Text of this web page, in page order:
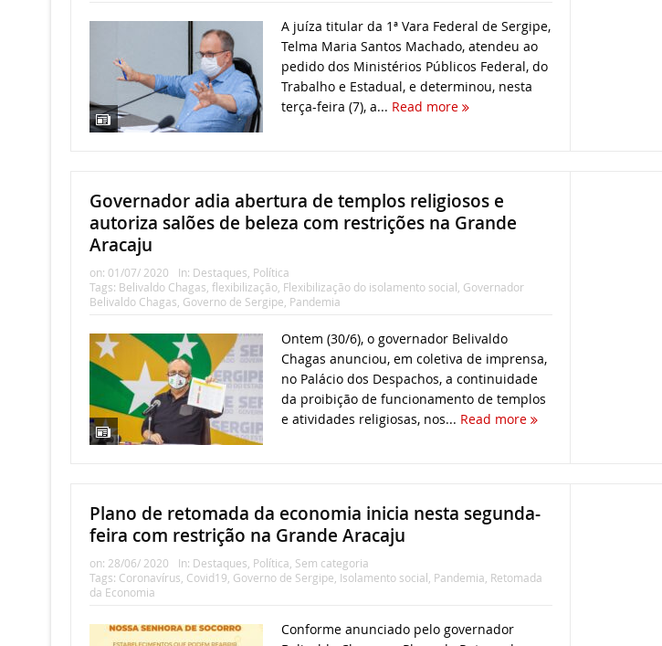
A juíza titular da 1ª Vara Federal de Sergipe,
Telma Maria Santos Machado, atendeu ao
pedido dos Ministérios Públicos Federal, do
Trabalho e Estadual, e determinou, nesta
terça-feira (7), a... Read more
Governador adia abertura de templos religiosos e
autoriza salões de beleza com restrições na Grande
Aracaju
on: 01/07/ 2020 In: Destaques, Política
Tags: Belivaldo Chagas, flexibilização, Flexibilização do isolamento social, Governador
Belivaldo Chagas, Governo de Sergipe, Pandemia
Ontem (30/6), o governador Belivaldo
Chagas anunciou, em coletiva de imprensa,
no Palácio dos Despachos, a continuidade
da proibição de funcionamento de templos
e atividades religiosas, nos... Read more
Plano de retomada da economia inicia nesta segunda-
feira com restrição na Grande Aracaju
on: 28/06/ 2020 In: Destaques, Política, Sem categoria
Tags: Coronavírus, Covid19, Governo de Sergipe, Isolamento social, Pandemia, Retomada
da Economia
Conforme anunciado pelo governador